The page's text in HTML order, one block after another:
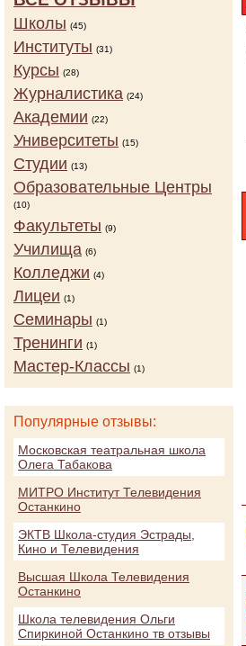
Школы (45)
Институты (31)
Курсы (28)
Журналистика (24)
Академии (22)
Университеты (15)
Студии (13)
Образовательные Центры
(10)
Факультеты (9)
Училища (6)
Колледжи (4)
Лицеи (1)
Семинары (1)
Тренинги (1)
Мастер-Классы (1)
Популярные отзывы:
Московская театральная школа
Олега Табакова
МИТРО Институт Телевидения
Останкино
ЭКТВ Школа-студия Эстрады,
Кино и Телевидения
Высшая Школа Телевидения
Останкино
Школа телевидения Ольги
Спиркиной Останкино тв отзывы